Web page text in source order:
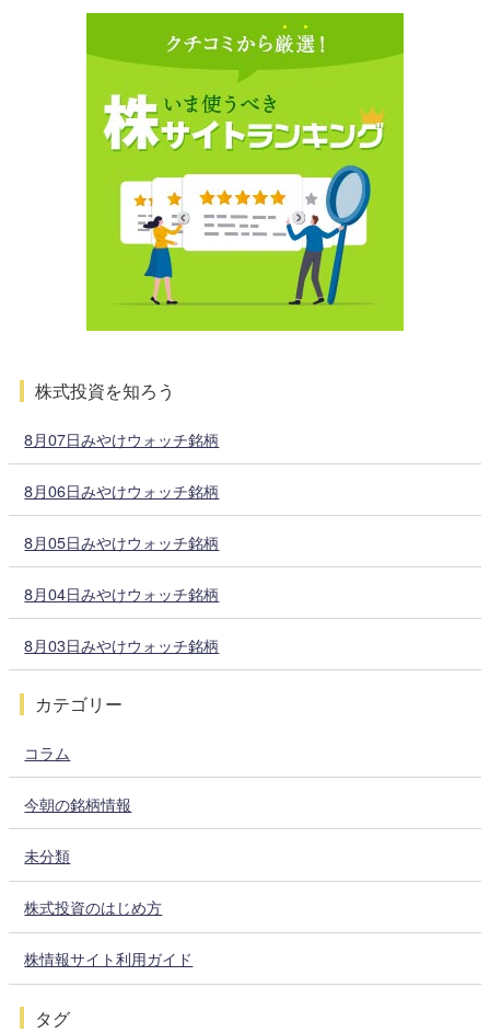
株式投資を知ろう
8月07日みやけウォッチ銘柄
8月06日みやけウォッチ銘柄
8月05日みやけウォッチ銘柄
8月04日みやけウォッチ銘柄
8月03日みやけウォッチ銘柄
カテゴリー
コラム
今朝の銘柄情報
未分類
株式投資のはじめ方
株情報サイト利用ガイド
タグ